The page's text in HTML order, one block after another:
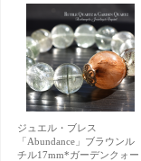
ジュエル・ブレス
「Abundance」ブラウンル
チル17mm*ガーデンクォー